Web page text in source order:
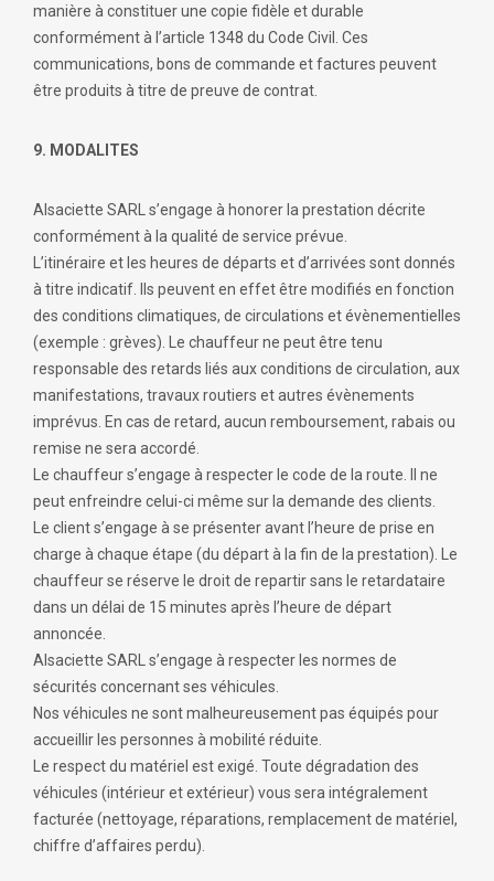
manière à constituer une copie fidèle et durable
conformément à l’article 1348 du Code Civil. Ces
communications, bons de commande et factures peuvent
être produits à titre de preuve de contrat.
9. MODALITES
Alsaciette SARL s’engage à honorer la prestation décrite
conformément à la qualité de service prévue.
L’itinéraire et les heures de départs et d’arrivées sont donnés
à titre indicatif. Ils peuvent en effet être modifiés en fonction
des conditions climatiques, de circulations et évènementielles
(exemple : grèves). Le chauffeur ne peut être tenu
responsable des retards liés aux conditions de circulation, aux
manifestations, travaux routiers et autres évènements
imprévus. En cas de retard, aucun remboursement, rabais ou
remise ne sera accordé.
Le chauffeur s’engage à respecter le code de la route. Il ne
peut enfreindre celui-ci même sur la demande des clients.
Le client s’engage à se présenter avant l’heure de prise en
charge à chaque étape (du départ à la fin de la prestation). Le
chauffeur se réserve le droit de repartir sans le retardataire
dans un délai de 15 minutes après l’heure de départ
annoncée.
Alsaciette SARL s’engage à respecter les normes de
sécurités concernant ses véhicules.
Nos véhicules ne sont malheureusement pas équipés pour
accueillir les personnes à mobilité réduite.
Le respect du matériel est exigé. Toute dégradation des
véhicules (intérieur et extérieur) vous sera intégralement
facturée (nettoyage, réparations, remplacement de matériel,
chiffre d’affaires perdu).